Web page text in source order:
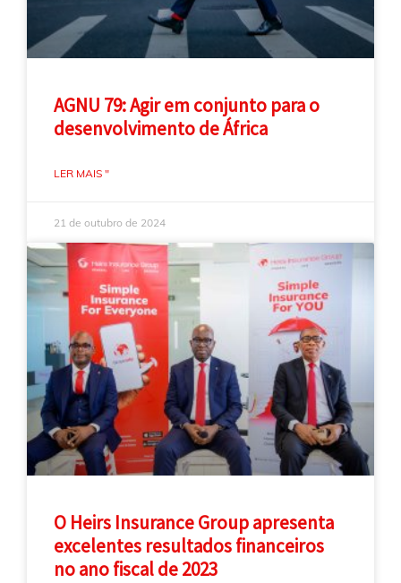
AGNU 79: Agir em conjunto para o
desenvolvimento de África
LER MAIS "
21 de outubro de 2024
O Heirs Insurance Group apresenta
excelentes resultados financeiros
no ano fiscal de 2023